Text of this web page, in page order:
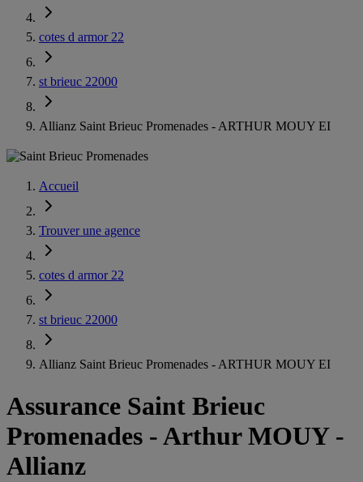
cotes d armor 22
st brieuc 22000
Allianz Saint Brieuc Promenades - ARTHUR MOUY EI
Accueil
Trouver une agence
cotes d armor 22
st brieuc 22000
Allianz Saint Brieuc Promenades - ARTHUR MOUY EI
Assurance Saint Brieuc
Promenades -Arthur MOUY -
Allianz